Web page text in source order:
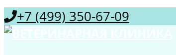
+7 (499) 350-67-09